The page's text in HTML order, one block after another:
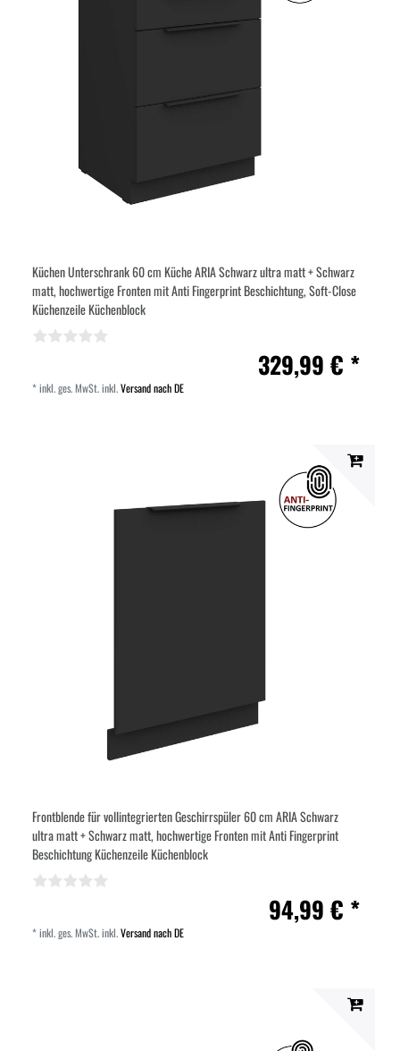
Küchen Unterschrank 60 cm Küche ARIA Schwarz ultra matt + Schwarz
matt, hochwertige Fronten mit Anti Fingerprint Beschichtung, Soft-Close
Küchenzeile Küchenblock
329,99 € *
*inkl. ges. MwSt.inkl.Versand nach DE
Frontblende für vollintegrierten Geschirrspüler 60 cm ARIA Schwarz
ultra matt + Schwarz matt, hochwertige Fronten mit Anti Fingerprint
Beschichtung Küchenzeile Küchenblock
94,99 € *
*inkl. ges. MwSt.inkl.Versand nach DE